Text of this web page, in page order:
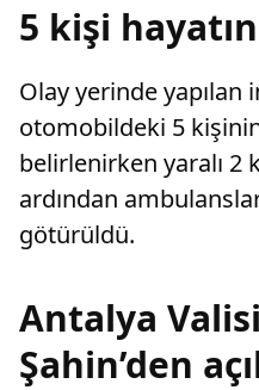
5 kişi
Olay yerinde
otomobildeki 5
belirlenirken yaralı 2
ardından
götürüldü.
Antalya
Şahin’den